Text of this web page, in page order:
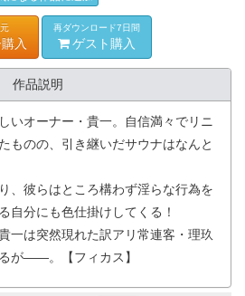
入
再ダウンロード7日間
ゲスト購入
作品説明
いオーナー・貴一。自信満々でリニ
ものの、引き継いだサウナはなんと
、彼らはところ構わず淫らな行為を
自分にも色仕掛けしてくる！
一は突然現れた訳アリ常連客・理玖
が――。【フィカス】